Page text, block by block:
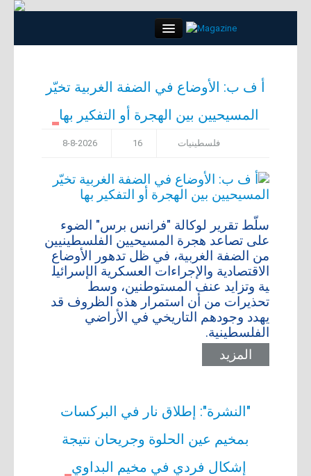
الرئيسية
كلمة العدد
مواضيع
لقاء
مجتمع
أ ف ب: الأوضاع في الضفة الغربية تخيّر
المسيحيين بين الهجرة أو التفكير بها
8-8-2026 16 فلسطينيات
سلّط تقرير لوكالة "​فرانس برس​" الضوء
على تصاعد هجرة ​المسيحيين الفلسطينيين​
من ​الضفة الغربية​، في ظل تدهور الأوضاع
الاقتصادية والإجراءات العسكرية ال​إسرائيل​
ية وتزايد عنف المستوطنين، وسط
تحذيرات من أن استمرار هذه الظروف قد
يهدد وجودهم التاريخي في الأراضي
الفلسطينية.
المزيد
"النشرة": إطلاق نار في البركسات
بمخيم عين الحلوة وجريحان نتيجة
إشكال فردي في مخيم البداوي